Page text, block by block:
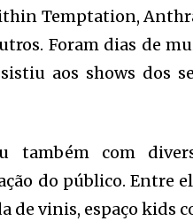
Temptation,
Foram dias de
aos shows dos
também com
do público. Entre
de vinis, espaço kids